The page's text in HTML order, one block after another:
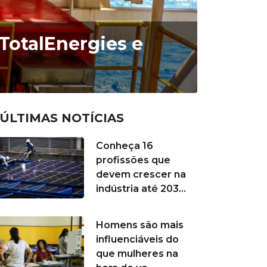
e
ÚLTIMAS NOTÍCIAS
Conheça 16
profissões que
devem crescer na
indústria até 203...
Homens são mais
influenciáveis do
que mulheres na